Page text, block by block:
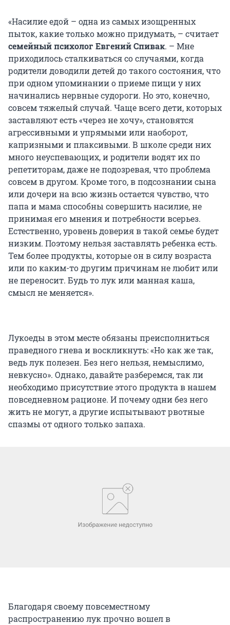
«Насилие едой – одна из самых изощренных
пыток, какие только можно придумать, – считает
семейный психолог Евгений Спивак. – Мне
приходилось сталкиваться со случаями, когда
родители доводили детей до такого состояния, что
при одном упоминании о приеме пищи у них
начинались нервные судороги. Но это, конечно,
совсем тяжелый случай. Чаще всего дети, которых
заставляют есть «через не хочу», становятся
агрессивными и упрямыми или наоборот,
капризными и плаксивыми. В школе среди них
много неуспевающих, и родители водят их по
репетиторам, даже не подозревая, что проблема
совсем в другом. Кроме того, в подсознании сына
или дочери на всю жизнь остается чувство, что
папа и мама способны совершить насилие, не
принимая его мнения и потребности всерьез.
Естественно, уровень доверия в такой семье будет
низким. Поэтому нельзя заставлять ребенка есть.
Тем более продукты, которые он в силу возраста
или по каким-то другим причинам не любит или
не переносит. Будь то лук или манная каша,
смысл не меняется».
Лукоеды в этом месте обязаны преисполниться
праведного гнева и воскликнуть: «Но как же так,
ведь лук полезен. Без него нельзя, немыслимо,
невкусно». Однако, давайте разберемся, так ли
необходимо присутствие этого продукта в нашем
повседневном рационе. И почему одни без него
жить не могут, а другие испытывают рвотные
спазмы от одного только запаха.
Благодаря своему повсеместному
распространению лук прочно вошел в